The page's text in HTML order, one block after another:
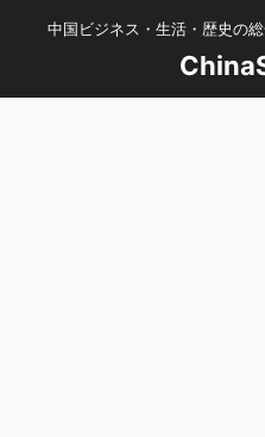
中国ビジネス・生活・歴史の